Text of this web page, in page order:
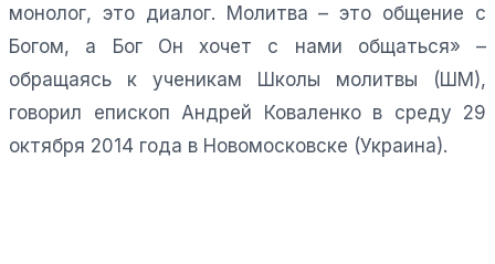
монолог, это диалог. Молитва – это общение с
Богом, а Бог Он хочет с нами общаться» –
обращаясь к ученикам Школы молитвы (ШМ),
говорил епископ Андрей Коваленко в среду 29
октября 2014 года в Новомосковске (Украина).